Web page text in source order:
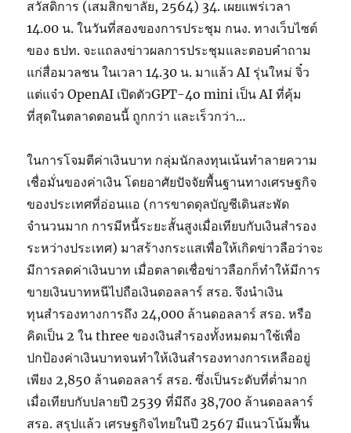
สวัสดิการ (เสมสิกขาลัย, 2564) 34. เผยแพร่เวลา
14.00 น. ในวันที่สองของการประชุม กนง. ทางเว็บไซต์
ของ ธปท. จะแถลงข่าวผลการประชุมและตอบคำถาม
แก่สื่อมวลชน ในเวลา 14.30 น. มาแล้ว AI รุ่นใหม่ จิ๋ว
แต่แจ๋ว OpenAI เปิดตัวGPT-4o mini เป็น AI ที่คุ้ม
ที่สุดในตลาดตอนนี้ ถูกกว่า และเร็วกว่า…
ในการโจมตีค่าเงินบาท กลุ่มนักลงทุนเน้นทำลายความ
เชื่อมั่นของค่าเงิน โดยอาศัยปัจจัยพื้นฐานทางเศรษฐกิจ
ของประเทศที่อ่อนแอ (การขาดดุลบัญชีเดินสะพัด
จำนวนมาก การมีหนี้ระยะสั้นสูงเมื่อเทียบกับเงินสำรอง
ระหว่างประเทศ) มาสร้างกระแสเพื่อให้เกิดข่าวลือว่าจะ
มีการลดค่าเงินบาท เมื่อตลาดเชื่อข่าวลือกก็ทำให้มีการ
ขายเงินบาทหนีไปถือเงินดอลลาร์ สรอ. จึงนำเงิน
ทุนสำรองทางการถึง 24,000 ล้านดอลลาร์ สรอ. หรือ
คิดเป็น 2 ใน three ของเงินสำรองทั้งหมดมาใช้เพื่อ
ปกป้องค่าเงินบาทจนทำให้เงินสำรองทางการเหลืออยู่
เพียง 2,850 ล้านดอลลาร์ สรอ. ซึ่งเป็นระดับที่ต่ำมาก
เมื่อเทียบกับปลายปี 2539 ที่มีถึง 38,700 ล้านดอลลาร์
สรอ. สรุปแล้ว เศรษฐกิจไทยในปี 2567 มีแนวโน้มฟื้น